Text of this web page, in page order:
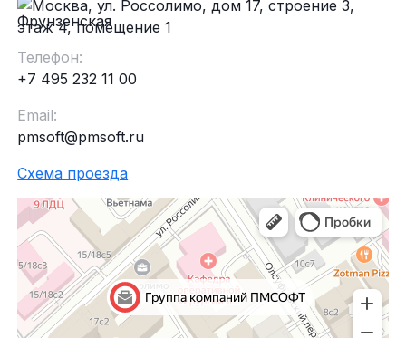
Фрунзенская
Телефон:
+7 495 232 11 00
Email:
pmsoft@pmsoft.ru
Схема проезда